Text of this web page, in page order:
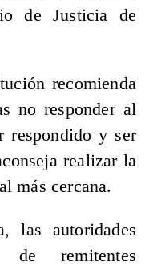
de Justicia de
recomienda
no responder al
respondido y ser
realizar la
más cercana.
las autoridades
de remitentes